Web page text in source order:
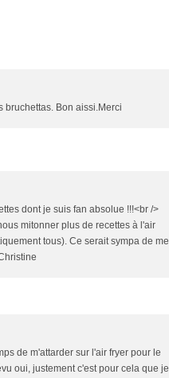
bruchettas. Bon aissi.Merci
dont je suis fan absolue !!!<br />
mitonner plus de recettes à l'air
tous). Ce serait sympa de me
de m'attarder sur l'air fryer pour le
oui, justement c'est pour cela que je